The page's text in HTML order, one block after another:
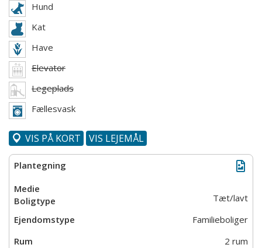
Hund
Kat
Have
Elevator
Legeplads
Fællesvask
VIS PÅ KORT VIS LEJEMÅL
Tæt/lavt
Familieboliger
2 rum